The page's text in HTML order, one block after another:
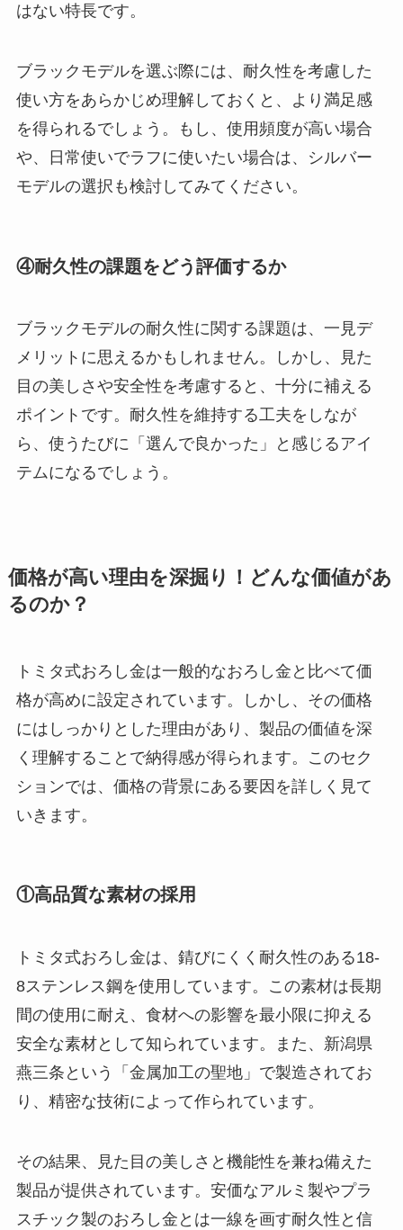
はない特長です。
ブラックモデルを選ぶ際には、耐久性を考慮した
使い方をあらかじめ理解しておくと、より満足感
を得られるでしょう。もし、使用頻度が高い場合
や、日常使いでラフに使いたい場合は、シルバー
モデルの選択も検討してみてください。
④耐久性の課題をどう評価するか
ブラックモデルの耐久性に関する課題は、一見デ
メリットに思えるかもしれません。しかし、見た
目の美しさや安全性を考慮すると、十分に補える
ポイントです。耐久性を維持する工夫をしなが
ら、使うたびに「選んで良かった」と感じるアイ
テムになるでしょう。
価格が高い理由を深掘り！どんな価値があ
るのか？
トミタ式おろし金は一般的なおろし金と比べて価
格が高めに設定されています。しかし、その価格
にはしっかりとした理由があり、製品の価値を深
く理解することで納得感が得られます。このセク
ションでは、価格の背景にある要因を詳しく見て
いきます。
①高品質な素材の採用
トミタ式おろし金は、錆びにくく耐久性のある18-
8ステンレス鋼を使用しています。この素材は長期
間の使用に耐え、食材への影響を最小限に抑える
安全な素材として知られています。また、新潟県
燕三条という「金属加工の聖地」で製造されてお
り、精密な技術によって作られています。
その結果、見た目の美しさと機能性を兼ね備えた
製品が提供されています。安価なアルミ製やプラ
スチック製のおろし金とは一線を画す耐久性と信